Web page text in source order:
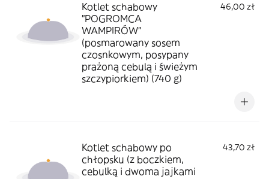
Kotlet schabowy
"POGROMCA
WAMPIRÓW"
(posmarowany sosem
czosnkowym, posypany
prażoną cebulą i świeżym
szczypiorkiem) (740 g)
46,00 zł
Kotlet schabowy po
chłopsku (z boczkiem,
cebulką i dwoma jajkami
43,70 zł